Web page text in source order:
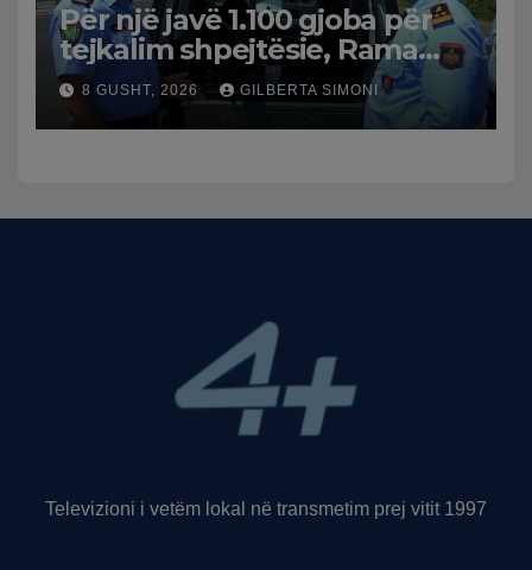
Për një javë 1.100 gjoba për
tejkalim shpejtësie, Rama
publikon videon: Kamerat e
trafikut së shpejti në
funksion
8 GUSHT, 2026 GILBERTA SIMONI
Televizioni i vetëm lokal në transmetim prej vitit 1997